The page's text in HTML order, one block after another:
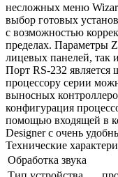
несложных меню
выбор готовых
с возможностью
пределах. Параметры
лицевых панелей, так
Порт RS-232
процессору серии
выносных
конфигурация
помощью входящей в
Designer с очень
Технические
Обработка звука